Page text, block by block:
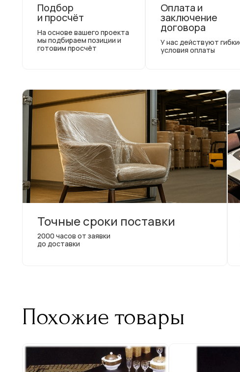
Подбор
и просчёт
На основе вашего проекта
мы подбираем позиции и
готовим просчёт
Оплата и
заключение
договора
У нас действуют
условия оплаты
Точные сроки поставки
2000 часов от заявки
до доставки
Похожие товары